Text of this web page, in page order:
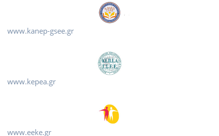
www.kanep-gsee.gr
www.kepea.gr
www.eeke.gr